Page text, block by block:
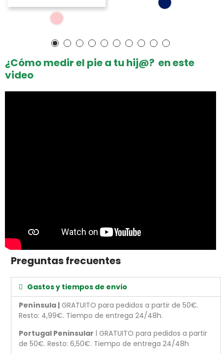
¿Cómo medir el pie a tu hij@? en este
video
Preguntas frecuentes
Gastos y tiempos de envio
Península | GRATUITO para pedidos a partir de 50€.
Resto: 4,99€. Tiempo de entrega 24/48h.
Portugal Peninsular l GRATUITO para pedidos a partir
de 50€. Resto: 6,50€. Tiempo de entrega 24/48h